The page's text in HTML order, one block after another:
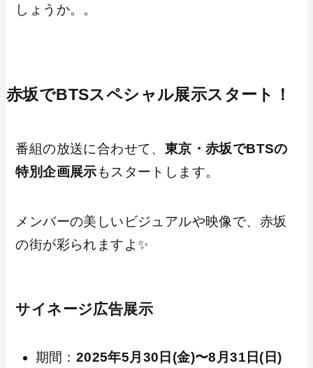
しょうか。。
赤坂でBTSスペシャル展示スタート！
番組の放送に合わせて、 東京・赤坂でBTSの
特別企画展示もスタートします。
メンバーの美しいビジュアルや映像で、赤坂
の街が彩られますよ✨
サイネージ広告展示
期間： 2025年5月30日(金)〜8月31日(日)